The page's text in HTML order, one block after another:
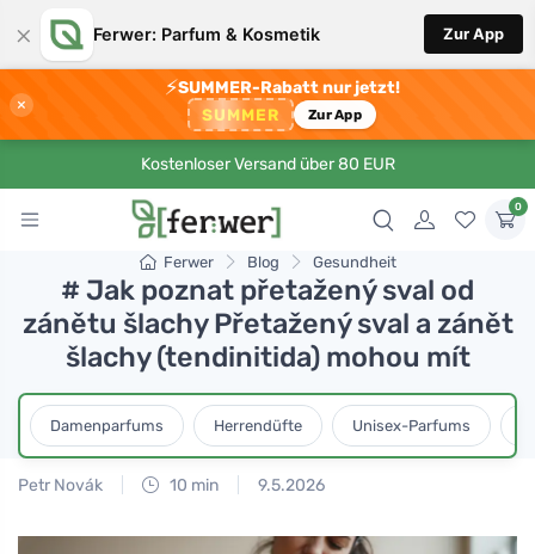
× Ferwer: Parfum & Kosmetik Zur App
×
⚡SUMMER-Rabatt nur jetzt!
SUMMER Zur App
Kostenloser Versand über 80 EUR
0
Ferwer Blog Gesundheit
# Jak poznat přetažený sval od
zánětu šlachy Přetažený sval a zánět
šlachy (tendinitida) mohou mít
Damenparfums Herrendüfte Unisex-Parfums
Petr Novák 10 min 9.5.2026